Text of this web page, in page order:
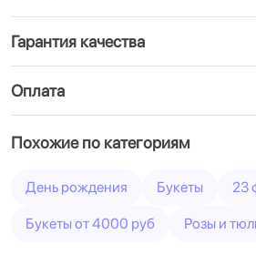
Гарантия качества
Оплата
Похожие по категориям
День рождения Букеты 23
Букеты от 4000 руб Розы и